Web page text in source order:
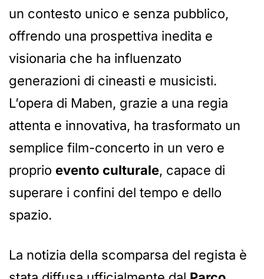
un contesto unico e senza pubblico,
offrendo una prospettiva inedita e
visionaria che ha influenzato
generazioni di cineasti e musicisti.
L’opera di Maben, grazie a una regia
attenta e innovativa, ha trasformato un
semplice film-concerto in un vero e
proprio evento culturale, capace di
superare i confini del tempo e dello
spazio.
La notizia della scomparsa del regista è